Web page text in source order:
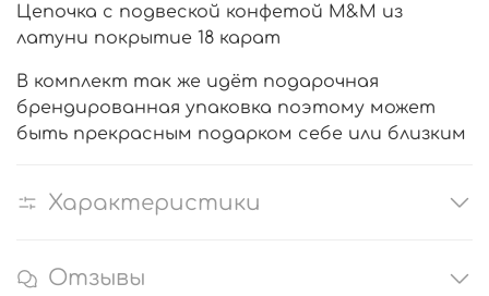
Цепочка с подвеской конфетой M&M из
латуни покрытие 18 карат
В комплект так же идёт подарочная
брендированная упаковка поэтому может
быть прекрасным подарком себе или близким
Характеристики
Отзывы